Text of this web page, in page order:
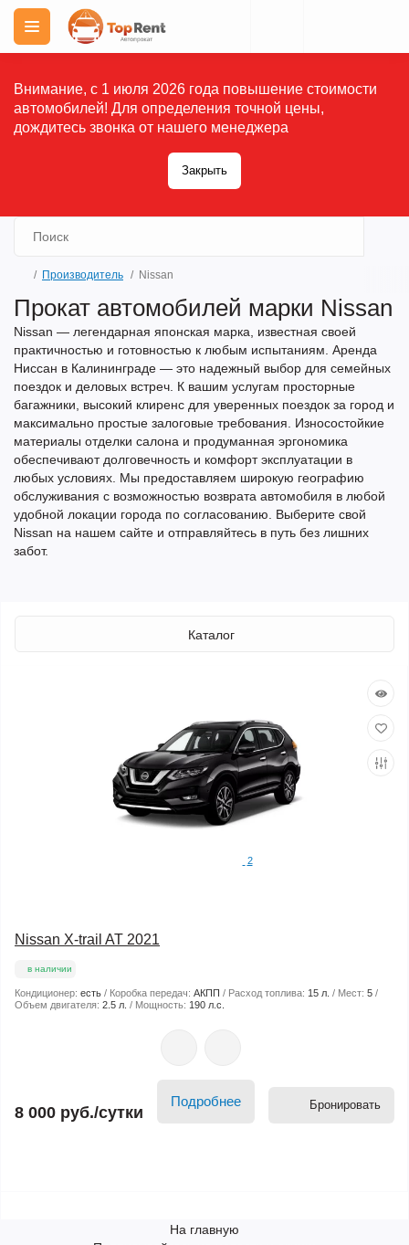
Внимание, с 1 июля 2026 года повышение стоимости
автомобилей! Для определения точной цены,
дождитесь звонка от нашего менеджера
Закрыть
Производитель Nissan
Прокат автомобилей марки Nissan
Nissan — легендарная японская марка, известная своей
практичностью и готовностью к любым испытаниям. Аренда
Ниссан в Калининграде — это надежный выбор для семейных
поездок и деловых встреч. К вашим услугам просторные
багажники, высокий клиренс для уверенных поездок за город и
максимально простые залоговые требования. Износостойкие
материалы отделки салона и продуманная эргономика
обеспечивают долговечность и комфорт эксплуатации в
любых условиях. Мы предоставляем широкую географию
обслуживания с возможностью возврата автомобиля в любой
удобной локации города по согласованию. Выберите свой
Nissan на нашем сайте и отправляйтесь в путь без лишних
забот.
Каталог
2
Nissan X-trail AT 2021
в наличии
Кондиционер: есть Коробка передач: АКПП Расход топлива: 15 л. Мест: 5
Объем двигателя: 2.5 л. Мощность: 190 л.с.
8 000 руб./сутки
Подробнее Бронировать
На главную